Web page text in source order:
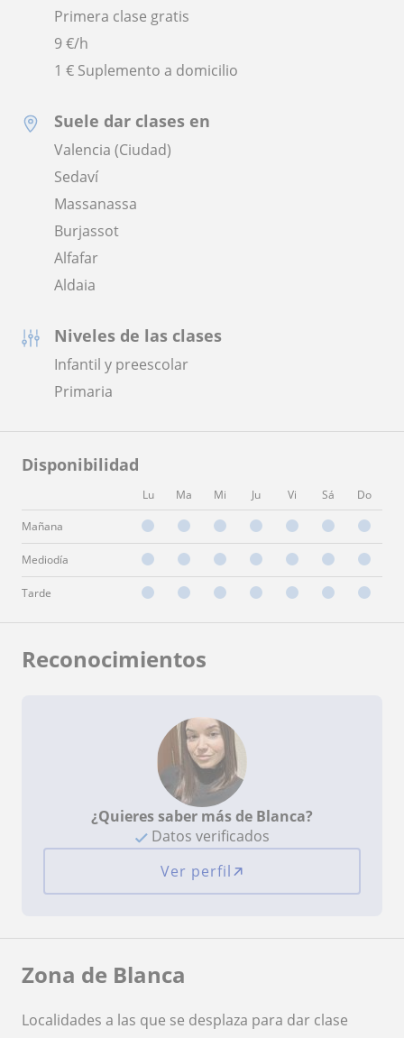
Primera clase gratis
9€/h
1 € Suplemento a domicilio
Suele dar clases en
Valencia (Ciudad)
Sedaví
Massanassa
Burjassot
Alfafar
Aldaia
Niveles de las clases
Infantil y preescolar
Primaria
Disponibilidad
Lu Ma Mi Ju Vi Sá Do
Mañana
Mediodía
Tarde
Reconocimientos
¿Quieres saber más de Blanca?
Datos verificados
Ver perfil
Zona de Blanca
Localidades a las que se desplaza para dar clase